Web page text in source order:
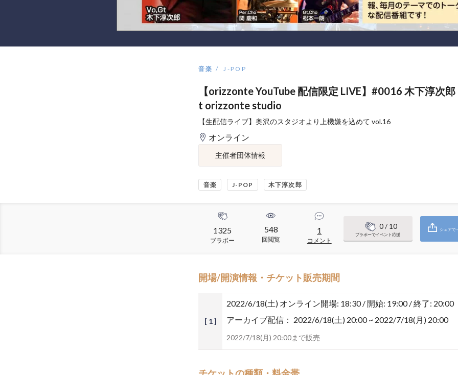
音楽 J-POP
【orizzonte YouTube 配信限定 LIVE】#0016 木下淳次郎
t orizzonte studio
【生配信ライブ】奥沢のスタジオより上機嫌を込めて vol.16
オンライン
主催者団体情報
音楽 J-POP 木下淳次郎
1325
ブラボー
548
回閲覧
1
コメント
0/ 10
ブラボーでイベント応援
シェアで
開場/開演情報・チケット販売期間
[ 1 ]
2022/6/18(土) オンライン開場: 18:30 / 開始: 19:00 / 終了: 20:00
アーカイブ配信： 2022/6/18(土) 20:00 ~ 2022/7/18(月) 20:00
2022/7/18(月) 20:00まで販売